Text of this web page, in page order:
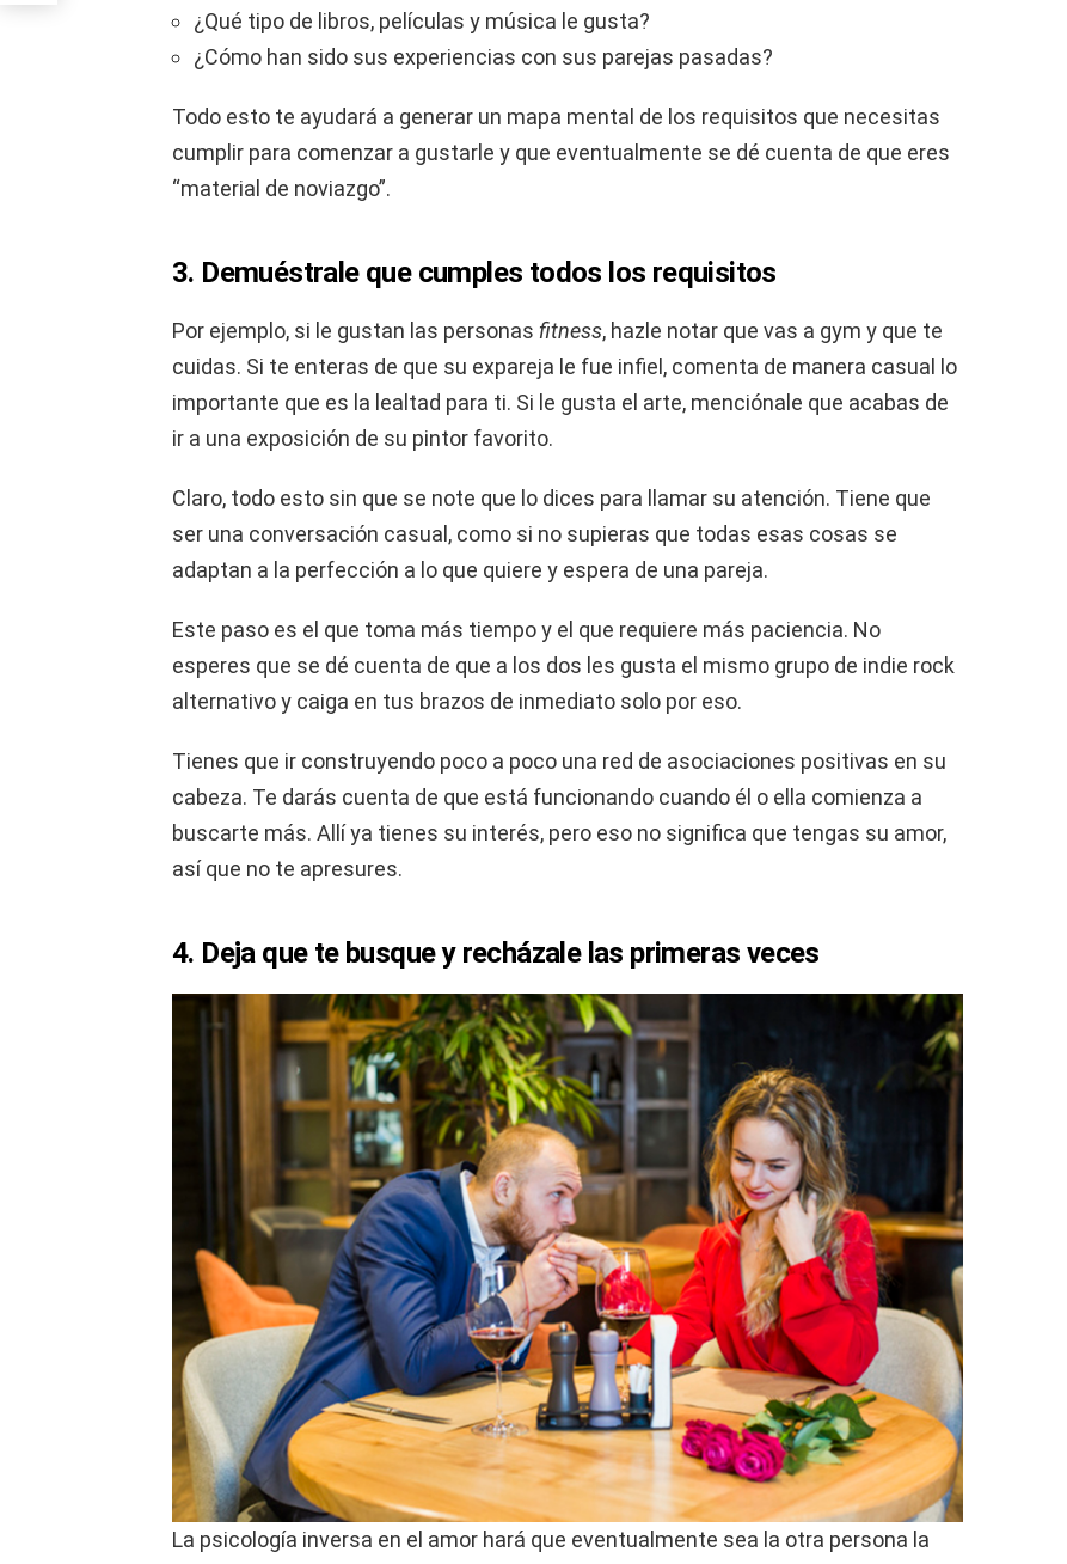
¿Qué tipo de libros, películas y música le gusta?
¿Cómo han sido sus experiencias con sus parejas pasadas?
Todo esto te ayudará a generar un mapa mental de los requisitos que necesitas
cumplir para comenzar a gustarle y que eventualmente se dé cuenta de que eres
“material de noviazgo”.
3. Demuéstrale que cumples todos los requisitos
Por ejemplo, si le gustan las personas fitness, hazle notar que vas a gym y que te
cuidas. Si te enteras de que su expareja le fue infiel, comenta de manera casual lo
importante que es la lealtad para ti. Si le gusta el arte, menciónale que acabas de
ir a una exposición de su pintor favorito.
Claro, todo esto sin que se note que lo dices para llamar su atención. Tiene que
ser una conversación casual, como si no supieras que todas esas cosas se
adaptan a la perfección a lo que quiere y espera de una pareja.
Este paso es el que toma más tiempo y el que requiere más paciencia. No
esperes que se dé cuenta de que a los dos les gusta el mismo grupo de indie rock
alternativo y caiga en tus brazos de inmediato solo por eso.
Tienes que ir construyendo poco a poco una red de asociaciones positivas en su
cabeza. Te darás cuenta de que está funcionando cuando él o ella comienza a
buscarte más. Allí ya tienes su interés, pero eso no significa que tengas su amor,
así que no te apresures.
4. Deja que te busque y recházale las primeras veces
La psicología inversa en el amor hará que eventualmente sea la otra persona la